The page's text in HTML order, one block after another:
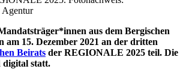
aus dem Bergischen
am 15. Dezember 2021 an der dritten
Beirats der REGIONALE 2025 teil. Die
digital statt.